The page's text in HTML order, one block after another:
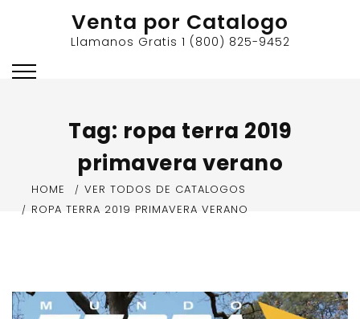
Venta por Catalogo
Llamanos Gratis 1 (800) 825-9452
Tag: ropa terra 2019
primavera verano
HOME
VER TODOS DE CATALOGOS
ROPA TERRA 2019 PRIMAVERA VERANO